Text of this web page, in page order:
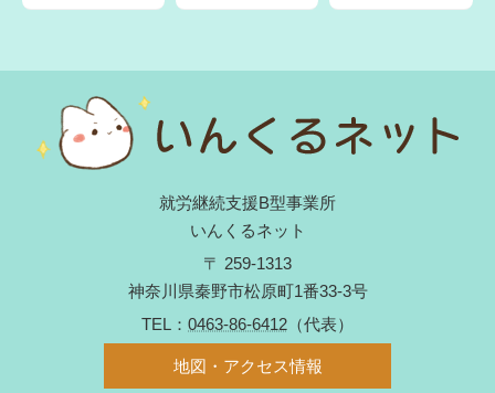
就労継続支援B型事業所
いんくるネット
〒 259-1313
神奈川県秦野市松原町1番33-3号
TEL： 0463-86-6412 （代表）
地図・アクセス情報